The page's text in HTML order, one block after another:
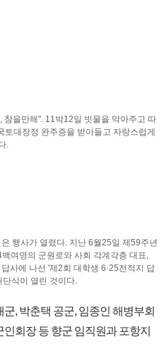
참을만해". 11박12일 빗물을 막아주고 따
대장정 완주증을 받아들고 자랑스럽게
.
행사가 열렸다. 지난 6월25일 제59주년
여명의 군원로와 사회 각계각층 대표,
사에 나선 '제2회 대학생 6·25전적지 답
식이 열린 것이다.
, 박춘택 공군, 임종인 해병부회
회장 등 향군 임직원과 포항지